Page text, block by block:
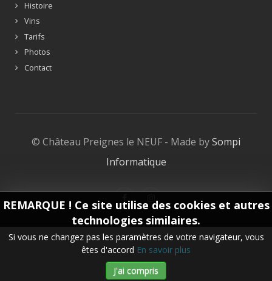
Histoire
Vins
Tarifs
Photos
Contact
© Château Preignes le NEUF - Made bySompi
Informatique
REMARQUE ! Ce site utilise des cookies et autres
technologies similaires.
Si vous ne changez pas les paramètres de votre navigateur, vous
êtes d'accord En savoir plus
J'ai compris